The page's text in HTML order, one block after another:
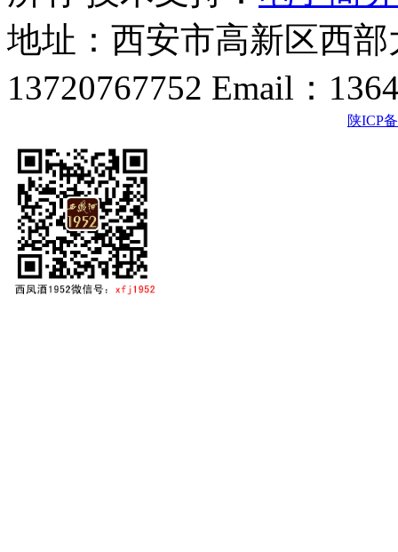
地址：西安市高新区西
13720767752 Email：
陕ICP